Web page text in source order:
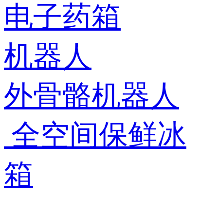
电子药箱
机器人
外骨骼机器人
全空间保鲜冰
箱